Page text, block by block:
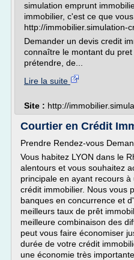
simulation emprunt
immobilier, c'est ce que
http://immobilier.simulation-
Demander un devis credit
connaître le montant du
prétendre, de...
Lire la suite
Site : http://
Courtier en Crédit
Prendre Rendez-vous
Vous habitez LYON dans le
alentours et vous souhaitez
principale en ayant recours
crédit immobilier. Nous vous
banques en concurrence et
meilleurs taux de prêt
meilleure combinaison des
peut vous faire économiser
durée de votre crédit
une économie très importante